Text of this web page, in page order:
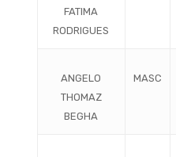
FATIMA
RODRIGUES
ANGELO
THOMAZ
BEGHA
MASC